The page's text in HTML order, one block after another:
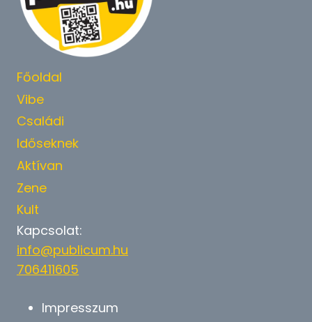
Főoldal
Vibe
Családi
Időseknek
Aktívan
Zene
Kult
Kapcsolat:
info@publicum.hu
706411605
Impresszum